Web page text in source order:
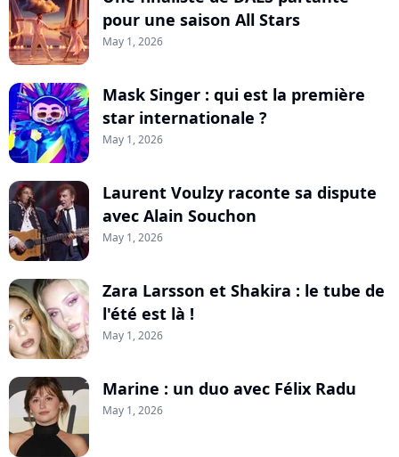
pour une saison All Stars
May 1, 2026
Mask Singer : qui est la première
star internationale ?
May 1, 2026
Laurent Voulzy raconte sa dispute
avec Alain Souchon
May 1, 2026
Zara Larsson et Shakira : le tube de
l'été est là !
May 1, 2026
Marine : un duo avec Félix Radu
May 1, 2026